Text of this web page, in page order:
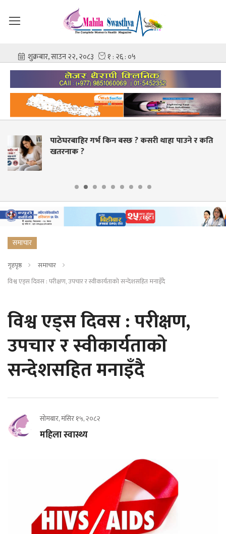
? कसरी थाहा पाउने र कति
स्वास्थ्य क्षेत्रमा व्यापक
समाचार
गृहपृष्ठ
समाचार
विश्व एड्स दिवस : परीक्षण, उपचार र स्वीकार्यताको सन्देशसहित मनाइँदै
विश्व एड्स दिवस : परीक्षण,
उपचार र स्वीकार्यताको
सन्देशसहित मनाइँदै
सोमबार, मंसिर १५, २०८२
महिला स्वास्थ्य